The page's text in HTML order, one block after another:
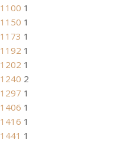
1100 1
1150 1
1173 1
1192 1
1202 1
1240 2
1297 1
1406 1
1416 1
1441 1